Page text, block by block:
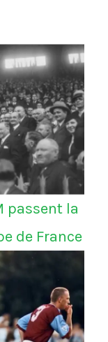
passent la
de France